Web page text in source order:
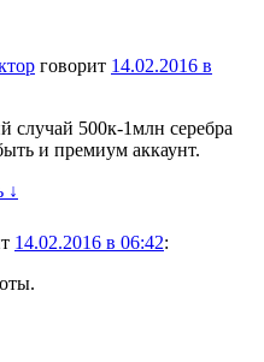
говорит 14.02.2016 в
случай 500к-1млн серебра
и премиум аккаунт.
↓
14.02.2016 в 06:42: